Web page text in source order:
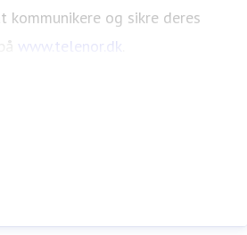
og sikre deres
www.telenor.dk